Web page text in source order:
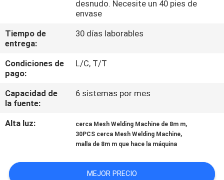
CONTROL
DE
CALIDAD
ÉNTRENOS
EN
desnudo. Necesite un 40 pies de
envase
Tiempo de
entrega:
30 días laborables
Condiciones de
pago:
L/C, T/T
Capacidad de
la fuente:
6 sistemas por mes
Alta luz: cerca Mesh Welding Machine de 8m m,
30PCS cerca Mesh Welding Machine,
malla de 8m m que hace la máquina
MEJOR PRECIO